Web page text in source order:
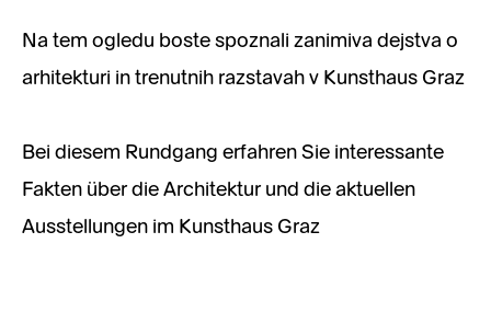
Na tem ogledu boste spoznali zanimiva dejstva o
arhitekturi in trenutnih razstavah v Kunsthaus Graz
Bei diesem Rundgang erfahren Sie interessante
Fakten über die Architektur und die aktuellen
Ausstellungen im Kunsthaus Graz